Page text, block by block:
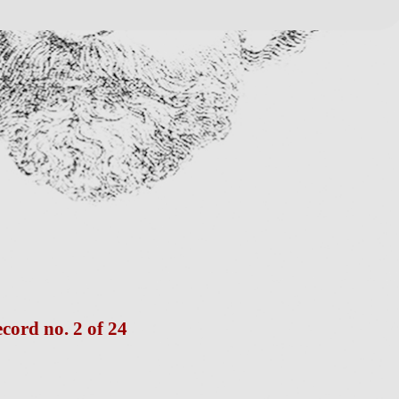
no. 2 of 24